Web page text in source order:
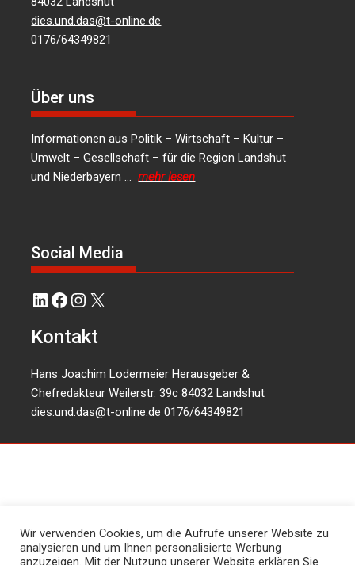
dies.und.das@t-online.de
0176/64349821
Über uns
Informationen aus Politik – Wirtschaft – Kultur –
Umwelt – Gesellschaft – für die Region Landshut
und Niederbayern …mehr lesen
Social Media
LinkedIn
Facebook
Instagram
X
Kontakt
Hans Joachim Lodermeier Herausgeber &
Chefredakteur Weilerstr. 39c 84032 Landshut
dies.und.das@t-online.de 0176/64349821
Wir verwenden Cookies, um die Aufrufe unserer Website zu
analysieren und um Ihnen personalisierte Werbung
anzuzeigen. Mit der Nutzung unserer Website erklären Sie